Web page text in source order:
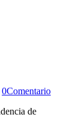
0Comentario